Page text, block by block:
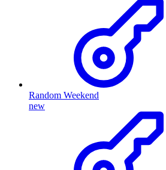
Random Weekend
new